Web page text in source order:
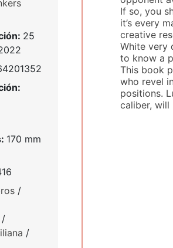
25
170 mm
/
/
/
If so, you
it’s every
creative
White very
to know a
This book
who revel
positions.
caliber, will